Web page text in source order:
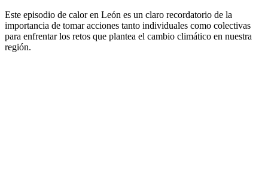
Este episodio de calor en León es un claro recordatorio de la
importancia de tomar acciones tanto individuales como colectivas
para enfrentar los retos que plantea el cambio climático en nuestra
región.